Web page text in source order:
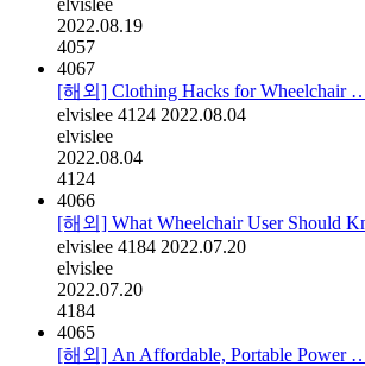
elvislee
2022.08.19
4057
4067
[해외] Clothing Hacks for Wheelchair
elvislee 4124 2022.08.04
elvislee
2022.08.04
4124
4066
[해외] What Wheelchair User Should
elvislee 4184 2022.07.20
elvislee
2022.07.20
4184
4065
[해외] An Affordable, Portable Power